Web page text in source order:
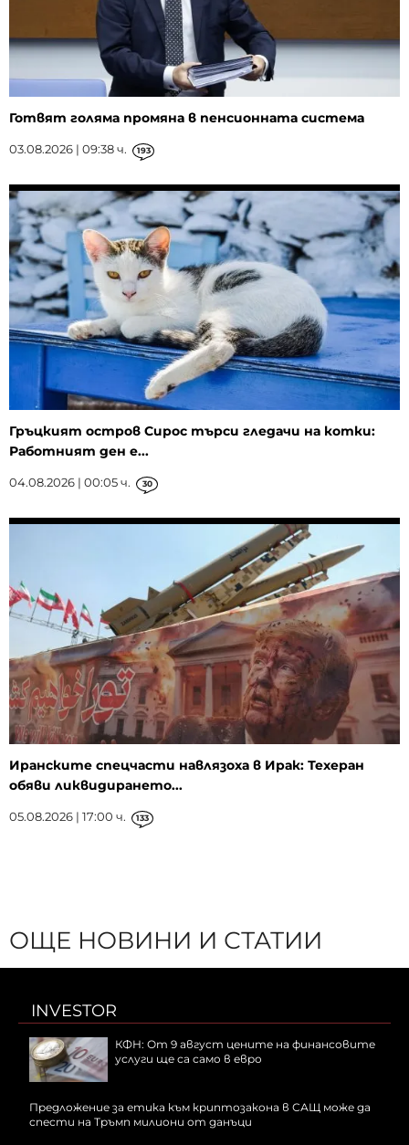
Готвят голяма промяна в пенсионната система
03.08.2026 | 09:38 ч. 193
Гръцкият остров Сирос търси гледачи на котки:
Работният ден е...
04.08.2026 | 00:05 ч. 30
Иранските спецчасти навлязоха в Ирак: Техеран
обяви ликвидирането...
05.08.2026 | 17:00 ч. 133
ОЩЕ НОВИНИ И СТАТИИ
INVESTOR
КФН: От 9 август цените на финансовите
услуги ще са само в евро
Предложение за етика към криптозакона в САЩ може да
спести на Тръмп милиони от данъци